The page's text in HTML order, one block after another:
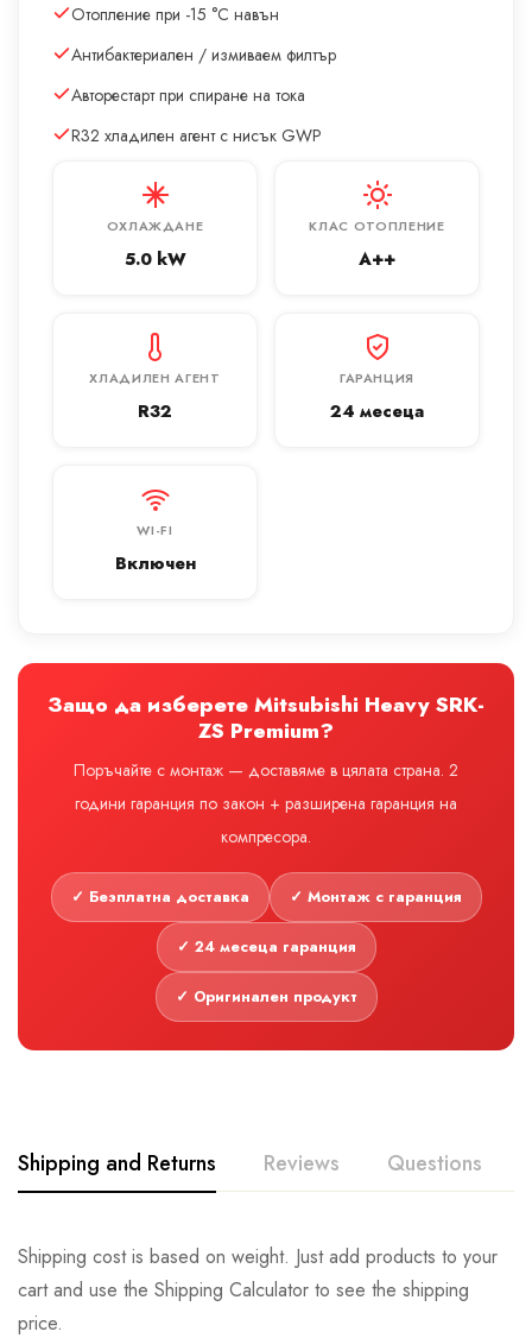
Отопление при -15 °C навън
Антибактериален / измиваем филтър
Авторестарт при спиране на тока
R32 хладилен агент с нисък GWP
ОХЛАЖДАНЕ
5.0 kW
КЛАС ОТОПЛЕНИЕ
A++
ХЛАДИЛЕН АГЕНТ
R32
ГАРАНЦИЯ
24 месеца
WI-FI
Включен
Защо да изберете Mitsubishi Heavy SRK-
ZS Premium?
Поръчайте с монтаж — доставяме в цялата страна. 2
години гаранция по закон + разширена гаранция на
компресора.
✓ Безплатна доставка ✓ Монтаж с гаранция
✓ 24 месеца гаранция
✓ Оригинален продукт
Shipping and Returns Reviews Questions
Shipping cost is based on weight. Just add products to your
cart and use the Shipping Calculator to see the shipping
price.